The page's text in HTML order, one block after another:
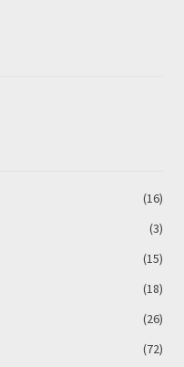
(16)
(3)
(15)
(18)
(26)
(72)